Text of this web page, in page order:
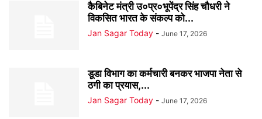
कैबिनेट मंत्री उ०प्र०भूपेंद्र सिंह चौधरी ने
विकसित भारत के संकल्प को...
Jan Sagar Today - June 17, 2026
डूडा विभाग का कर्मचारी बनकर भाजपा नेता से
ठगी का प्रयास,...
Jan Sagar Today - June 17, 2026